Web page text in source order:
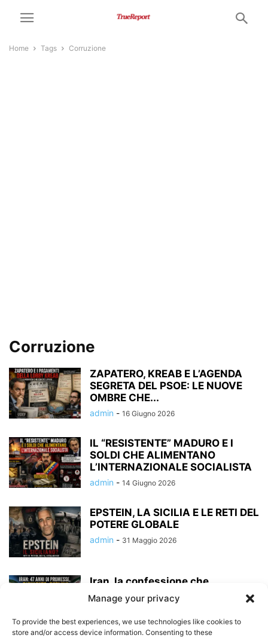
Manage your privacy
To provide the best experiences, we use technologies like cookies to
store and/or access device information. Consenting to these
Home Tags Corruzione
Corruzione
ZAPATERO, KREAB E L’AGENDA
SEGRETA DEL PSOE: LE NUOVE
OMBRE CHE...
admin - 16 Giugno 2026
IL “RESISTENTE” MADURO E I
SOLDI CHE ALIMENTANO
L’INTERNAZIONALE SOCIALISTA
admin - 14 Giugno 2026
EPSTEIN, LA SICILIA E LE RETI DEL
POTERE GLOBALE
admin - 31 Maggio 2026
Iran, la confessione che
demolisce 47 anni di
propaganda: quando il...
admin - 30 Maggio 2026